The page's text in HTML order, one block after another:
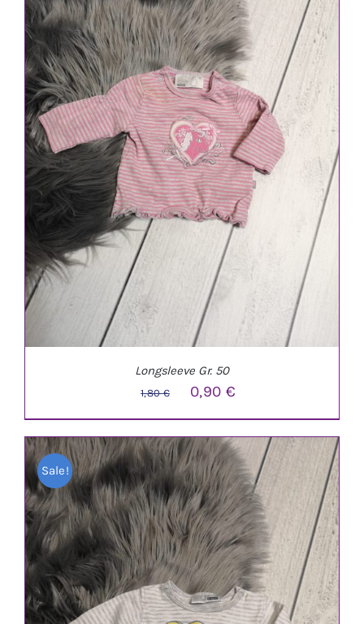
IN DEN WARENKORB / DETAILS
Longsleeve Gr. 50
1,80€
Ursprünglicher
Preis
war:
1,80 €
0,90 €Aktueller
Preis
ist:
0,90 €.
Sale!